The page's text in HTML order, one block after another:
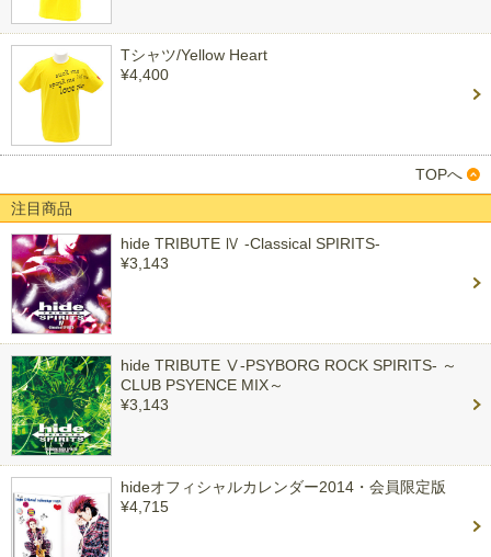
Tシャツ/Yellow Heart
¥4,400
TOPへ
注目商品
hide TRIBUTE Ⅳ -Classical SPIRITS-
¥3,143
hide TRIBUTE Ⅴ-PSYBORG ROCK SPIRITS- ～
CLUB PSYENCE MIX～
¥3,143
hideオフィシャルカレンダー2014・会員限定版
¥4,715